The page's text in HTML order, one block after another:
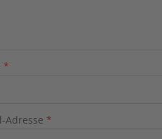
*
Adresse *